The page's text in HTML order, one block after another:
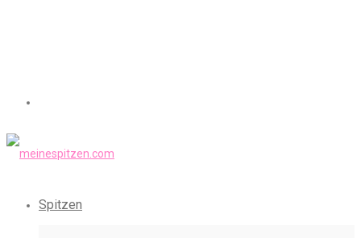
Spitzen